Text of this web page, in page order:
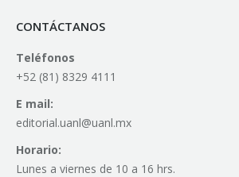
CONTÁCTANOS
Teléfonos
+52 (81) 8329 4111
E mail:
editorial.uanl@uanl.mx
Horario:
Lunes a viernes de 10 a 16 hrs.